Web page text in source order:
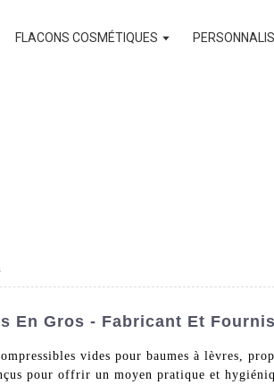
FLACONS COSMÉTIQUES
En Gros - Fabricant Et
vides pour baumes à lèvres,
pour offrir un moyen pratique et